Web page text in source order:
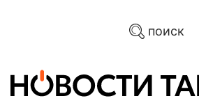
поиск